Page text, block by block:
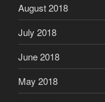
August 2018
July 2018
June 2018
May 2018